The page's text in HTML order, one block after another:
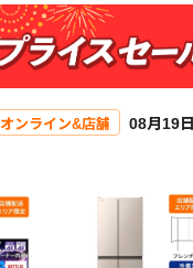
オンライン&店舗 08月19